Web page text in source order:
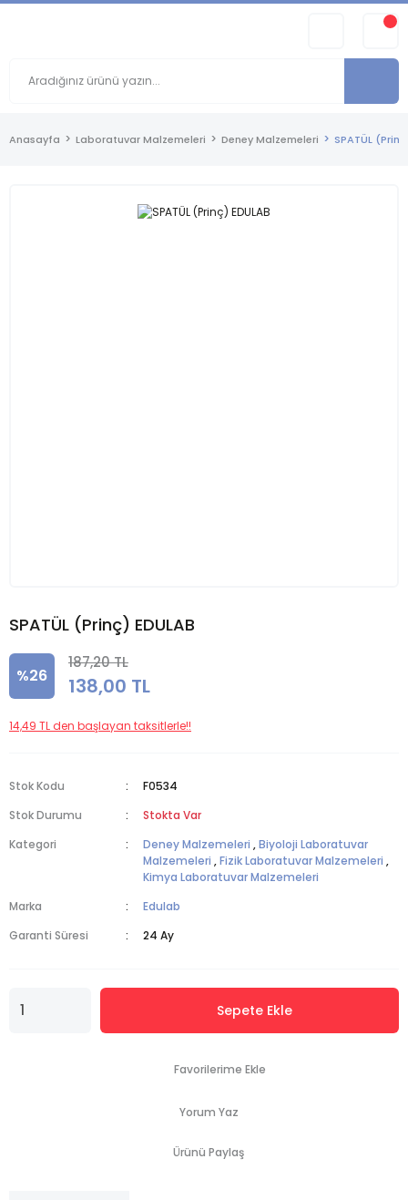
Anasayfa Laboratuvar Malzemeleri Deney Malzemeleri SPATÜL
SPATÜL (Prinç) EDULAB
%26
187,20 TL
138,00 TL
14,49 TL den başlayan taksitlerle!!
Stok Kodu
F0534
Stok Durumu
Stokta Var
Kategori
Deney Malzemeleri ,Biyoloji Laboratuvar
Malzemeleri ,Fizik Laboratuvar Malzemeleri ,
Kimya Laboratuvar Malzemeleri
Marka
Edulab
Garanti Süresi
24 Ay
Sepete Ekle
Yorum Yaz
Ürünü Paylaş